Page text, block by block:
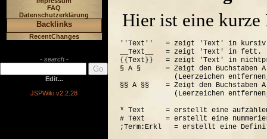
FAQ
Datenschutzerklärung
Backlinks
RecentChanges
- search -
Edit...
JSPWiki v2.2.28
Hier ist eine
''Text''   = zeigt 'Text' in
__Text__   = zeigt 'Text' in fett.
{{Text}}   = zeigt 'Text' in
§ A §      = Zeigt den Buchstaben
(Leerzeichen
§§ A §§    = Zeigt den Buchstaben
(Leerzeichen
* Text     = erstellt eine
# Text     = erstellt eine
;Term:Erkl   = erstellt eine